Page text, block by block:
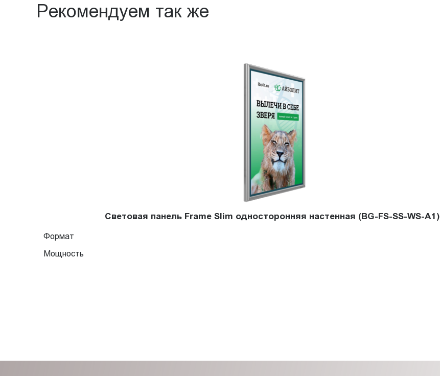
Рекомендуем так же
Световая панель Frame Slim односторонняя настенная (BG-FS-SS-WS-A1)
Формат
Мощность